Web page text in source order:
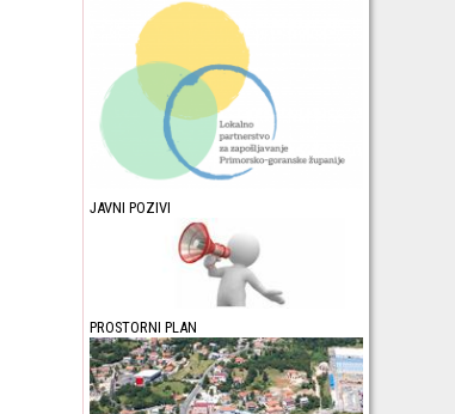
JAVNI POZIVI
PROSTORNI PLAN